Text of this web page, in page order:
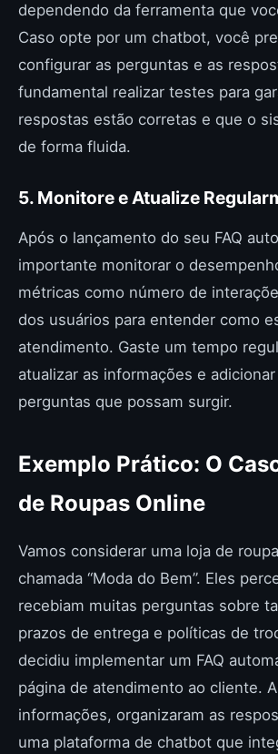
dependendo da ferramenta que
Caso opte por um chatbot, você
configurar as perguntas e as
fundamental realizar testes para
respostas estão corretas e que o
de forma fluida.
5. Monitore e Atualize
Após o lançamento do seu FAQ
importante monitorar o
métricas como número de
dos usuários para entender como
atendimento. Gaste um tempo
atualizar as informações e
perguntas que possam surgir.
Exemplo Prático: O
de Roupas Online
Vamos considerar uma loja de
chamada “Moda do Bem”. Eles
recebiam muitas perguntas sobre
prazos de entrega e políticas de
decidiu implementar um FAQ
página de atendimento ao cliente.
informações, organizaram as
uma plataforma de chatbot que